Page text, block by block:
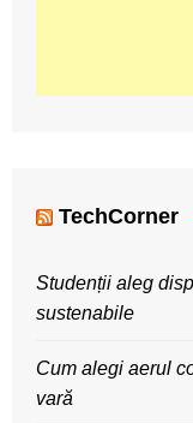
TechCorner
Studenții aleg
sustenabile
Cum alegi aerul
vară